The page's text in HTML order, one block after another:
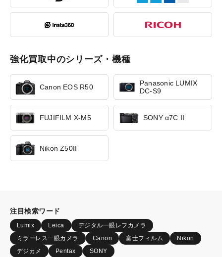
強化買取中のシリーズ・機種
Canon EOS R50
Panasonic LUMIX
DC-S9
FUJIFILM X-M5 SONY α7C II
Nikon Z50II
注目検索ワード
Lumix Leica
デジタル一眼レフカメラ
ミラーレス一眼カメラ
Canon 富士フィルム
Nikon
デジカメ
Pentax SONY